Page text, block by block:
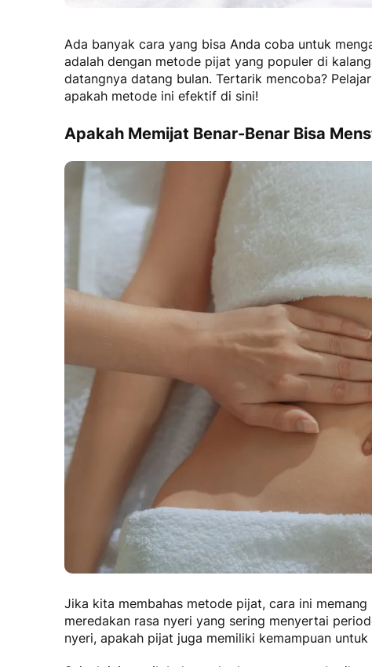
Ada banyak cara yang bisa Anda coba untuk
adalah dengan metode pijat yang populer di
datangnya datang bulan. Tertarik mencoba?
apakah metode ini efektif di sini!
Apakah Memijat Benar-Benar Bisa
Jika kita membahas metode pijat, cara ini
meredakan rasa nyeri yang sering menyertai
nyeri, apakah pijat juga memiliki kemampuan